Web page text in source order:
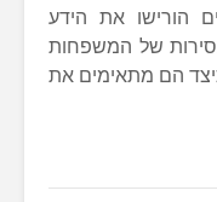
הורישו את הידע
של המשפחות
הם מתאימים את